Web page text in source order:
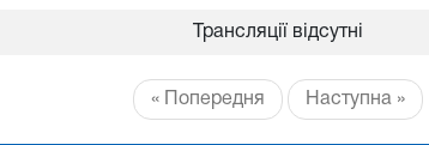
Трансляції відсутні
« Попередня Наступна »